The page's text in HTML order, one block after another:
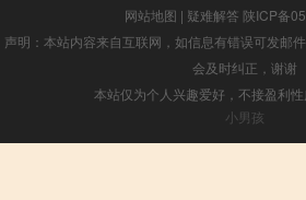
网站地图 | 疑难解答 陕ICP备
声明：本站内容来自互联网，如信息有错误可发邮
会及时纠正，谢谢
本站仅为个人兴趣爱好，不接盈利
小男孩